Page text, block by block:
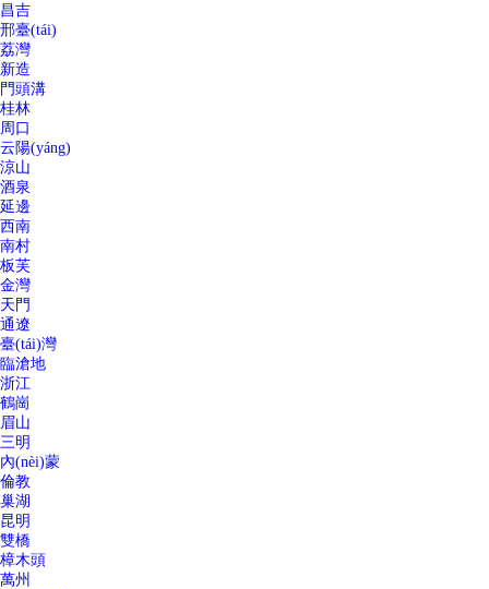
昌吉
邢臺(tái)
荔灣
新造
門頭溝
桂林
周口
云陽(yáng)
涼山
酒泉
延邊
西南
南村
板芙
金灣
天門
通遼
臺(tái)灣
臨滄地
浙江
鶴崗
眉山
三明
內(nèi)蒙
倫教
巢湖
昆明
雙橋
樟木頭
萬州